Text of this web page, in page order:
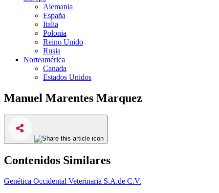
Alemania
España
Italia
Polonia
Reino Unido
Rusia
Norteamérica
Canada
Estados Unidos
Manuel Marentes Marquez
Contenidos Similares
Genética Occidental Veterinaria S.A.de C.V.